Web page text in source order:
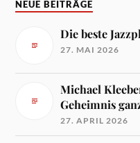
NEUE BEITRÄGE
Die beste
27. MAI 2026
Michael
Geheimnis
27. APRIL 2026